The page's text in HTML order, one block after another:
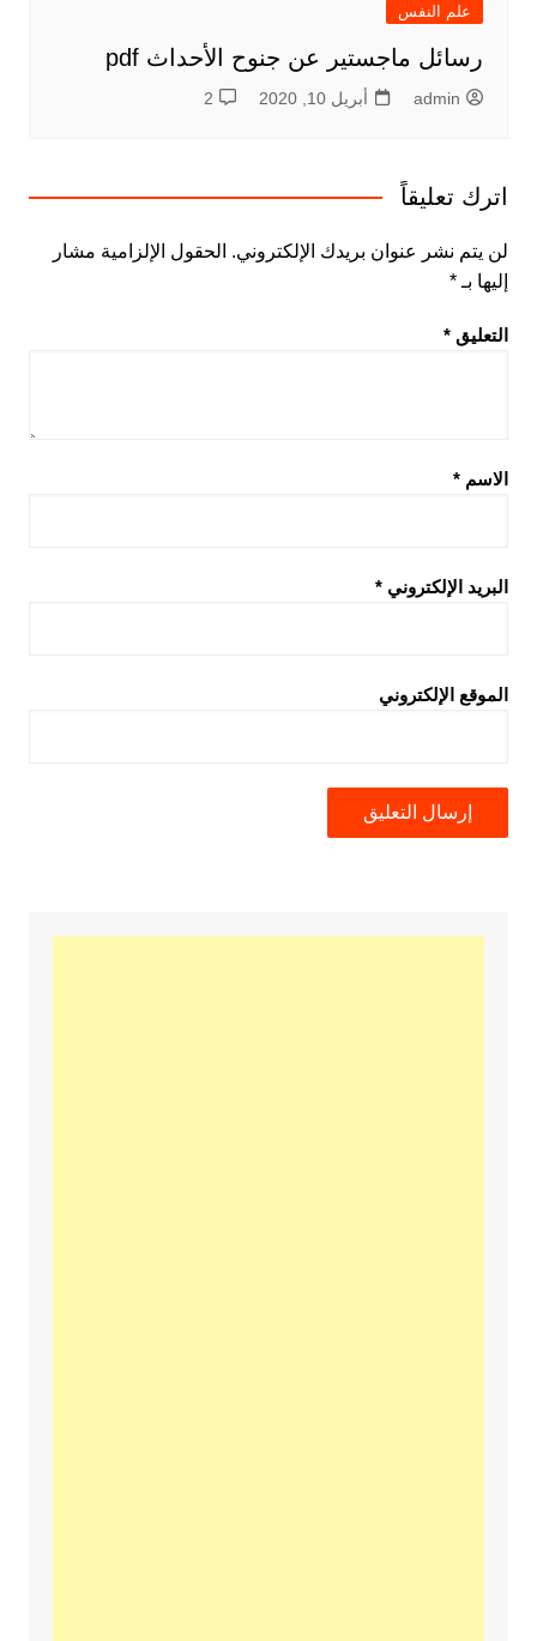
علم النفس
رسائل ماجستير عن جنوح الأحداث pdf
admin أبريل 10, 2020 2
اترك تعليقاً
لن يتم نشر عنوان بريدك الإلكتروني. الحقول الإلزامية مشار
إليها بـ *
التعليق *
الاسم *
البريد الإلكتروني *
الموقع الإلكتروني